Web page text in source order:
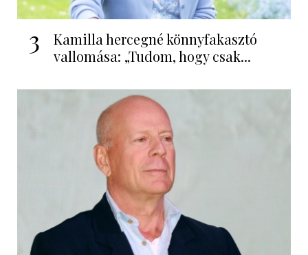
3
Kamilla hercegné könnyfakasztó
vallomása: „Tudom, hogy csak...